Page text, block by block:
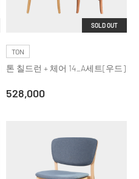
SOLD OUT
TON
톤 칠드런 + 체어 14_A세트[우드]
528,000